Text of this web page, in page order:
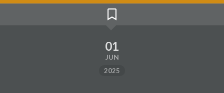
01
JUN
2025